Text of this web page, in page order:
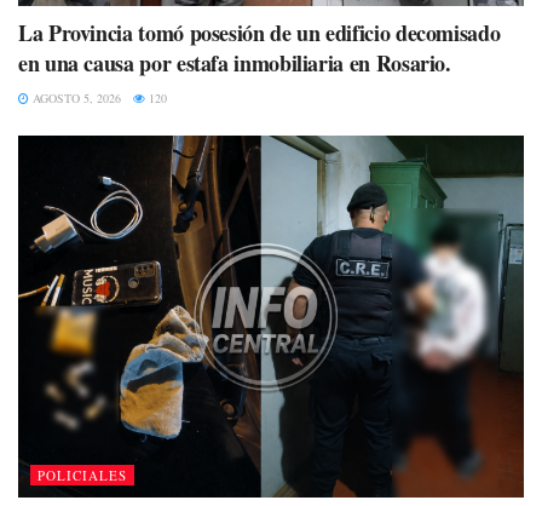
La Provincia tomó posesión de un edificio decomisado
en una causa por estafa inmobiliaria en Rosario.
AGOSTO 5, 2026 120
POLICIALES